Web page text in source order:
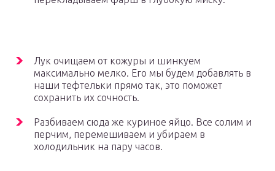
Лук очищаем от кожуры и шинкуем
максимально мелко. Его мы будем добавлять в
наши тефтельки прямо так, это поможет
сохранить их сочность.
Разбиваем сюда же куриное яйцо. Все солим и
перчим, перемешиваем и убираем в
холодильник на пару часов.